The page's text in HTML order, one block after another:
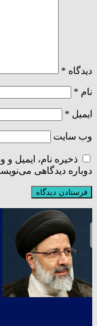
دیدگاه *
نام *
ایمیل *
وب‌ سایت
ذخیره نام، ایمیل
دوباره دیدگاهی